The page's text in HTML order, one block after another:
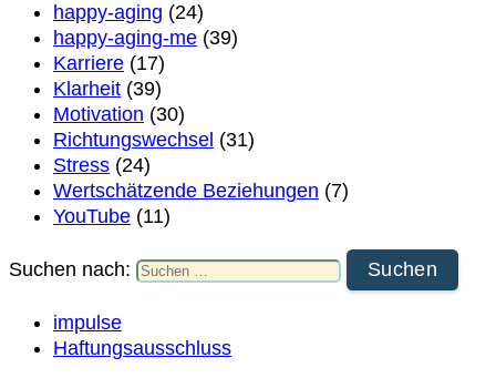
happy-aging (24)
happy-aging-me (39)
Karriere (17)
Klarheit (39)
Motivation (30)
Richtungswechsel (31)
Stress (24)
Wertschätzende Beziehungen (7)
YouTube (11)
Suchen nach:
impulse
Haftungsausschluss